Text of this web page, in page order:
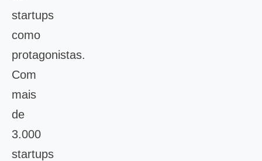
startups
como
protagonistas.
Com
mais
de
3.000
startups